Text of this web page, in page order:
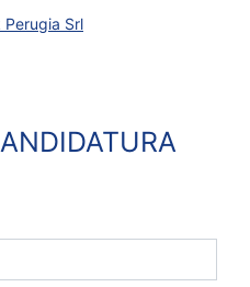
Perugia Srl